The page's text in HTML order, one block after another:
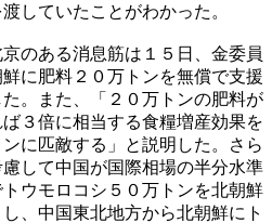
していたことがわかった。
のある消息筋は１５日、金委員
に肥料２０万トンを無償で支援
。また、「２０万トンの肥料が
３倍に相当する食糧増産効果を
に匹敵する」と説明した。さら
して中国が国際相場の半分水準
ウモロコシ５０万トンを北朝鮮
、中国東北地方から北朝鮮にト